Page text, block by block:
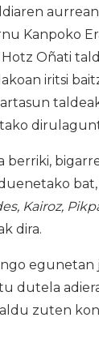
Kanpoko
Oñati
iritsi
berriki,
bat,
Kairoz,
dira.
egunetan
dutela
zuten